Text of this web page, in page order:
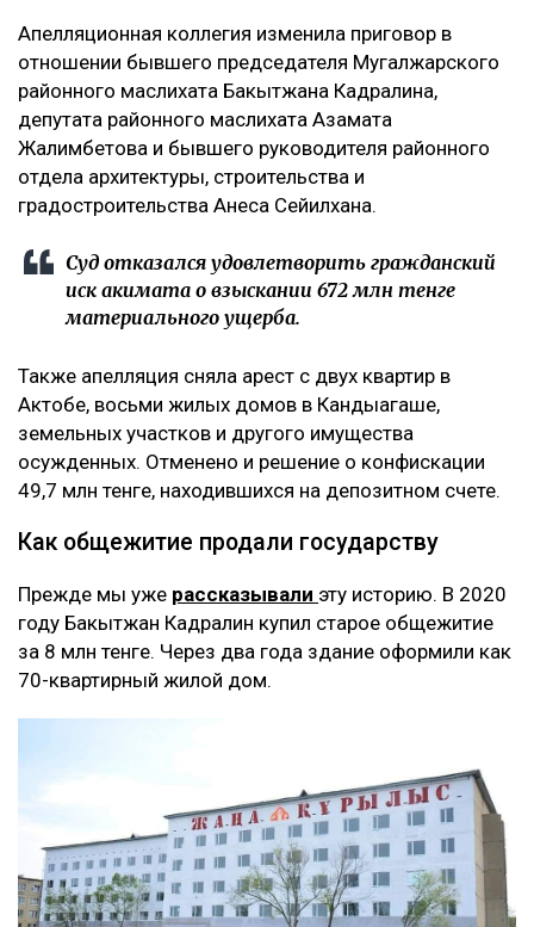
Апелляционная коллегия изменила приговор в
отношении бывшего председателя Мугалжарского
районного маслихата Бакытжана Кадралина,
депутата районного маслихата Азамата
Жалимбетова и бывшего руководителя районного
отдела архитектуры, строительства и
градостроительства Анеса Сейилхана.
Суд отказался удовлетворить гражданский
иск акимата о взыскании 672 млн тенге
материального ущерба.
Также апелляция сняла арест с двух квартир в
Актобе, восьми жилых домов в Кандыагаше,
земельных участков и другого имущества
осужденных. Отменено и решение о конфискации
49,7 млн тенге, находившихся на депозитном счете.
Как общежитие продали государству
Прежде мы уже рассказывали эту историю. В 2020
году Бакытжан Кадралин купил старое общежитие
за 8 млн тенге. Через два года здание оформили как
70-квартирный жилой дом.